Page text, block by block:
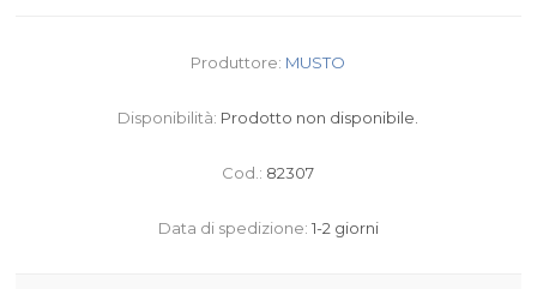
Produttore: MUSTO
Disponibilità: Prodotto non disponibile.
Cod.: 82307
Data di spedizione: 1-2 giorni